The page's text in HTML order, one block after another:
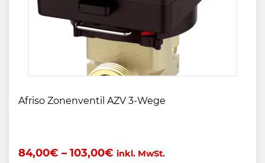
Afriso Zonenventil AZV 3-Wege
84,00€ – 103,00€ inkl. MwSt.